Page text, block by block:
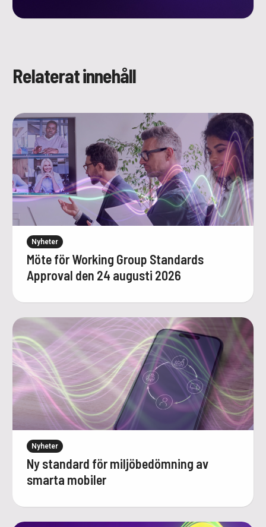
Relaterat innehåll
Nyheter
Möte för Working Group Standards
Approval den 24 augusti 2026
Nyheter
Ny standard för miljöbedömning av
smarta mobiler